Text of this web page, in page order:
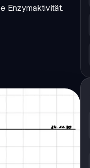
Enzymaktivität.